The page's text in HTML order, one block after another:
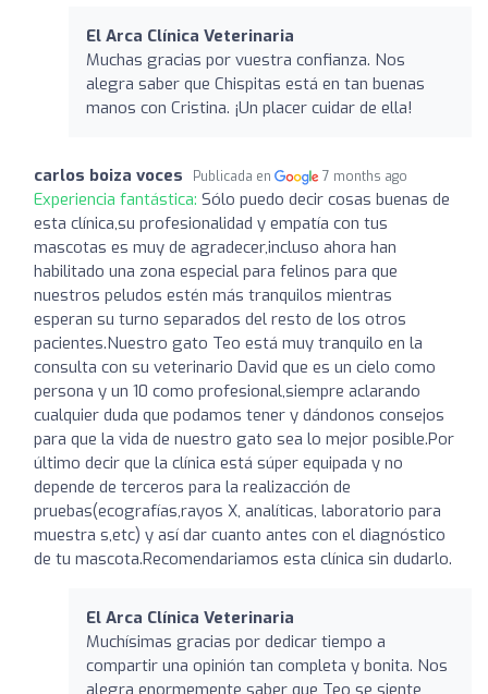
El Arca Clínica Veterinaria
Muchas gracias por vuestra confianza. Nos
alegra saber que Chispitas está en tan buenas
manos con Cristina. ¡Un placer cuidar de ella!
carlos boiza voces Publicada en 7 months ago
Experiencia fantástica: Sólo puedo decir cosas buenas de
esta clínica,su profesionalidad y empatía con tus
mascotas es muy de agradecer,incluso ahora han
habilitado una zona especial para felinos para que
nuestros peludos estén más tranquilos mientras
esperan su turno separados del resto de los otros
pacientes.Nuestro gato Teo está muy tranquilo en la
consulta con su veterinario David que es un cielo como
persona y un 10 como profesional,siempre aclarando
cualquier duda que podamos tener y dándonos consejos
para que la vida de nuestro gato sea lo mejor posible.Por
último decir que la clínica está súper equipada y no
depende de terceros para la realizacción de
pruebas(ecografías,rayos X, analíticas, laboratorio para
muestra s,etc) y así dar cuanto antes con el diagnóstico
de tu mascota.Recomendariamos esta clínica sin dudarlo.
El Arca Clínica Veterinaria
Muchísimas gracias por dedicar tiempo a
compartir una opinión tan completa y bonita. Nos
alegra enormemente saber que Teo se siente